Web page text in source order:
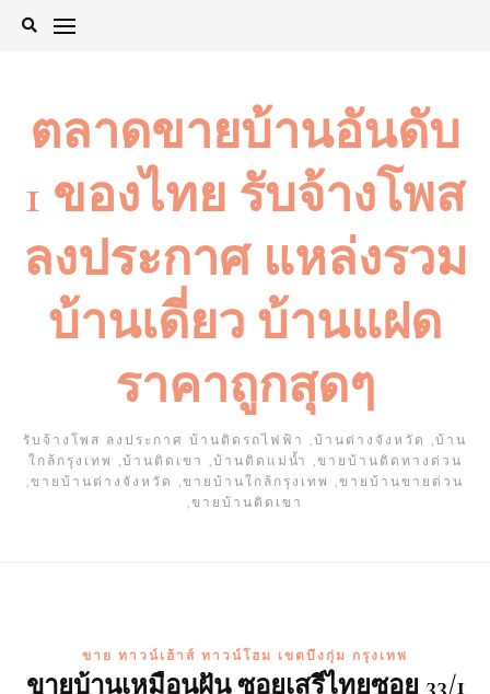
Skip
ตลาดขายบ้านอันดับ
1 ของไทย รับจ้างโพส
ลงประกาศ แหล่งรวม
บ้านเดี่ยว บ้านแฝด
ราคาถูกสุดๆ
รับจ้างโพส ลงประกาศ บ้านติดรถไฟฟ้า ,บ้านต่างจังหวัด ,บ้าน
ใกล้กรุงเทพ ,บ้านติดเขา ,บ้านติดแม่น้ำ ,ขายบ้านติดทางด่วน
,ขายบ้านต่างจังหวัด ,ขายบ้านใกล้กรุงเทพ ,ขายบ้านขายด่วน
,ขายบ้านติดเขา
ขาย ทาวน์เฮ้าส์ ทาวน์โฮม เขตบึงกุ่ม กรุงเทพ
ขายบ้านเหมือนฝัน ซอยเสรีไทยซอย 33/1